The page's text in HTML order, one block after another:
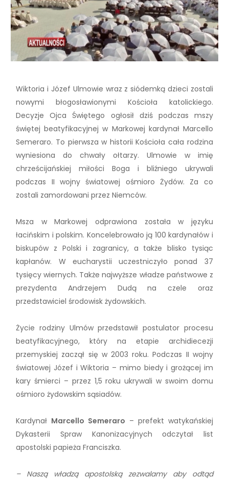
Wiktoria i Józef Ulmowie wraz z siódemką dzieci zostali
nowymi błogosławionymi Kościoła katolickiego.
Decyzje Ojca Świętego ogłosił dziś podczas mszy
świętej beatyfikacyjnej w Markowej kardynał Marcello
Semeraro. To pierwsza w historii Kościoła cała rodzina
wyniesiona do chwały ołtarzy. Ulmowie w imię
chrześcijańskiej miłości Boga i bliźniego ukrywali
podczas II wojny światowej ośmioro Żydów. Za co
zostali zamordowani przez Niemców.
Msza w Markowej odprawiona została w języku
łacińskim i polskim. Koncelebrowało ją 100 kardynałów i
biskupów z Polski i zagranicy, a także blisko tysiąc
kapłanów. W eucharystii uczestniczyło ponad 37
tysięcy wiernych. Także najwyższe władze państwowe z
prezydenta Andrzejem Dudą na czele oraz
przedstawiciel środowisk żydowskich.
Życie rodziny Ulmów przedstawił postulator procesu
beatyfikacyjnego, który na etapie archidiecezji
przemyskiej zaczął się w 2003 roku. Podczas II wojny
światowej Józef i Wiktoria – mimo biedy i grożącej im
kary śmierci – przez 1,5 roku ukrywali w swoim domu
ośmioro żydowskim sąsiadów.
Kardynał Marcello Semeraro – prefekt watykańskiej
Dykasterii Spraw Kanonizacyjnych odczytał list
apostolski papieża Franciszka.
– Naszą władzą apostolską zezwalamy aby odtąd